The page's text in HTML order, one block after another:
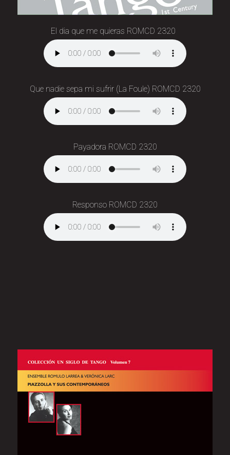
El dia que me quieras ROMCD 2320
Que nadie sepa mi sufrir (La Foule) ROMCD 2320
Payadora ROMCD 2320
Responso ROMCD 2320